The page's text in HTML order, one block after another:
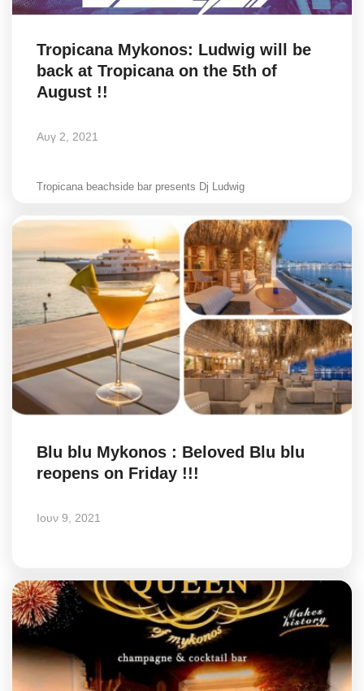
Tropicana Mykonos: Ludwig will be
back at Tropicana on the 5th of
August !!
Αυγ 2, 2021
Tropicana beachside bar presents Dj Ludwig
Blu blu Mykonos : Beloved Blu blu
reopens on Friday !!!
Ιουν 9, 2021